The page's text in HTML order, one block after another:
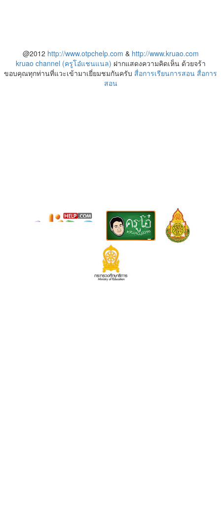
@2012 http://www.otpchelp.com & http://www.kruao.com
kruao channel (ครูโอ๋แชนแนล) ฝากแสดงความคิดเห็น ด้วยจร้า
ขอบคุณทุกท่านที่แวะเข้ามาเยี่ยมชมกันครับ สื่อการเรียนการสอน สื่อการ
สอน